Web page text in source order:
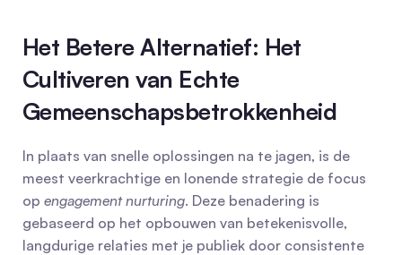
Het Betere Alternatief: Het
Cultiveren van Echte
Gemeenschapsbetrokkenheid
In plaats van snelle oplossingen na te jagen, is de
meest veerkrachtige en lonende strategie de focus
op engagement nurturing. Deze benadering is
gebaseerd op het opbouwen van betekenisvolle,
langdurige relaties met je publiek door consistente